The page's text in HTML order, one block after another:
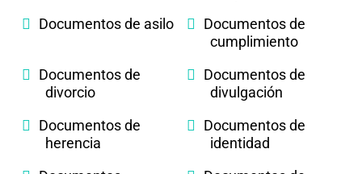
Documentos de asilo
Documentos de
cumplimiento
Documentos de
divorcio
Documentos de
divulgación
Documentos de
herencia
Documentos de
identidad